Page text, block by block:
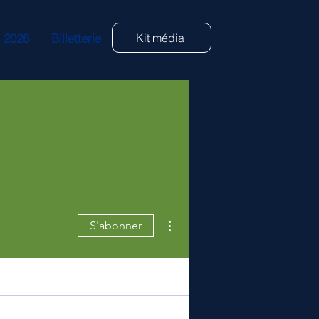
2026 Billetterie Kit média
S'abonner